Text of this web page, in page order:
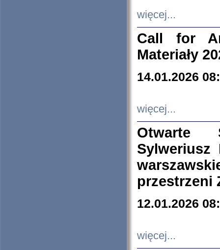
więcej...
Call for
Materiały
14.01.2026
więcej...
Otwarte
Sylweriusz
przestrzeni
12.01.2026
więcej...